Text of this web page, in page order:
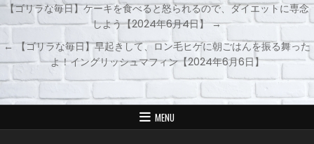
投
稿
ナ
ビ
ー
【ゴリラな毎日】ケーキを食べると怒られるので、ダイエットに専念
しよう【2024年6月4日】 →
← 【ゴリラな毎日】早起きして、ロン毛ヒゲに朝ごはんを振る舞った
よ！イングリッシュマフィン【2024年6月6日】
MENU